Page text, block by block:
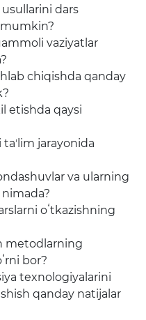
dars
vaziyatlar
chiqishda qanday
etishda qaysi
jarayonida
va ularning
oʻtkazishning
metodlarning
bor?
texnologiyalarini
qanday natijalar